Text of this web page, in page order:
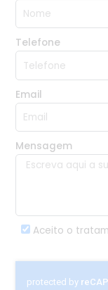
Telefone
Email
Mensagem
Aceito o